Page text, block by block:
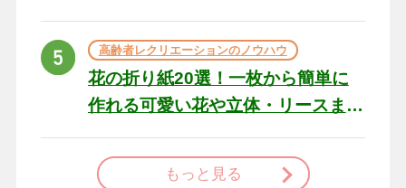
た場合の対処法
高齢者レクリエーションのノウハウ
花の折り紙20選！一枚から簡単に
作れる可愛い花や立体・リースま
で
もっと見る